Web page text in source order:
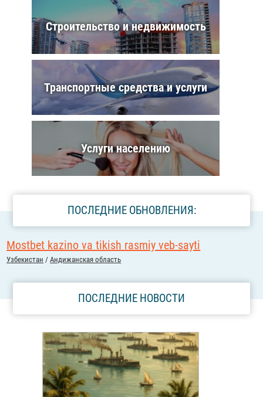
Строительство и недвижимость
Транспортные средства и услуги
Услуги населению
ПОСЛЕДНИЕ ОБНОВЛЕНИЯ:
Mostbet kazino va tikish rasmiy veb-sayti
Узбекистан /Андижанская область
ПОСЛЕДНИЕ НОВОСТИ